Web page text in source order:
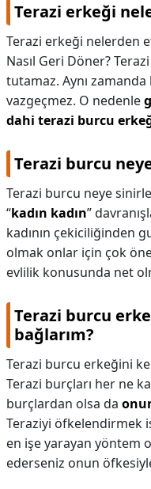
Terazi erkeği
Terazi erkeği nelerden
Nasıl Geri Döner?
tutamaz. Aynı
vazgeçmez. O nedenle
dahi terazi burcu
Terazi burcu
Terazi burcu neye
“kadın kadın”
kadının çekiciliğinden
olmak onlar için çok
evlilik konusunda net
Terazi burcu
bağlarım?
Terazi burcu erkeğini
Terazi burçları her ne
burçlardan olsa da
Teraziyi öfkelendirmek
en işe yarayan yöntem
ederseniz onun öfkesiyle